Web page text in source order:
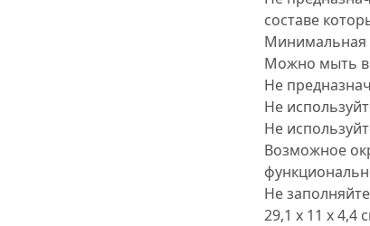
составе
Минимальная
Можно мыть
Не
Не
Не
Возможное
Не
29,1 х 11 х 4,4